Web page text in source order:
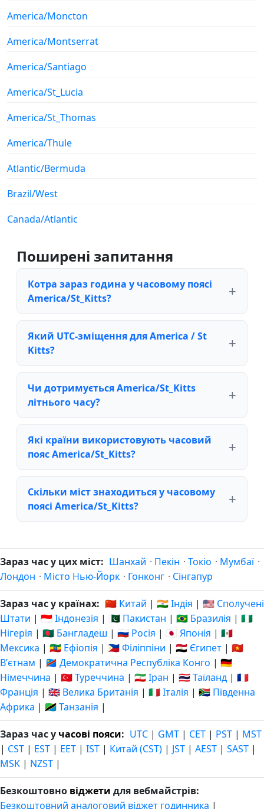
America/Moncton
America/Montserrat
America/Santiago
America/St_Lucia
America/St_Thomas
America/Thule
Atlantic/Bermuda
Brazil/West
Canada/Atlantic
Поширені запитання
Котра зараз година у часовому поясі
America/St_Kitts?
Який UTC-зміщення для America / St
Kitts?
Чи дотримується America/St_Kitts
літнього часу?
Які країни використовують часовий
пояс America/St_Kitts?
Скільки міст знаходиться у часовому
поясі America/St_Kitts?
Зараз час у цих міст: Шанхай · Пекін · Токіо · Мумбаї ·
Лондон · Місто Нью-Йорк · Гонконг · Сінгапур
Зараз час у країнах: 🇨🇳 Китай | 🇮🇳 Індія | 🇺🇸 Сполучені
Штати | 🇮🇩 Індонезія | 🇵🇰 Пакистан | 🇧🇷 Бразилія | 🇳🇬
Нігерія | 🇧🇩 Бангладеш | 🇷🇺 Росія | 🇯🇵 Японія | 🇲🇽
Мексика | 🇪🇹 Ефіопія | 🇵🇭 Філіппіни | 🇪🇬 Єгипет | 🇻🇳
Вʼєтнам | 🇨🇩 Демократична Республіка Конго | 🇩🇪
Німеччина | 🇹🇷 Туреччина | 🇮🇷 Іран | 🇹🇭 Таїланд | 🇫🇷
Франція | 🇬🇧 Велика Британія | 🇮🇹 Італія | 🇿🇦 Південна
Африка | 🇹🇿 Танзанія |
Зараз час у часові пояси: UTC | GMT | CET | PST | MST
| CST | EST | EET | IST | Китай (CST) | JST | AEST | SAST |
MSK | NZST |
Безкоштовно віджети для вебмайстрів:
Безкоштовний аналоговий віджет годинника |